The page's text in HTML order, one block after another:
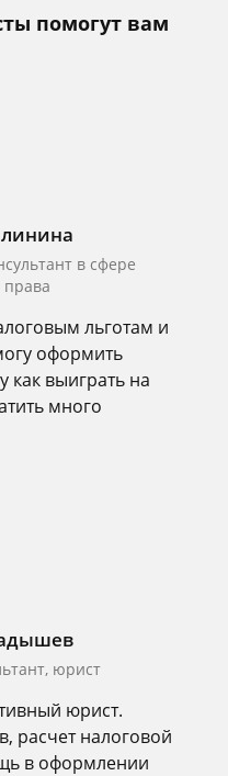
помогут вам
в сфере
права
льготам и
оформить
как выиграть на
много
юрист
юрист.
расчет налоговой
в оформлении